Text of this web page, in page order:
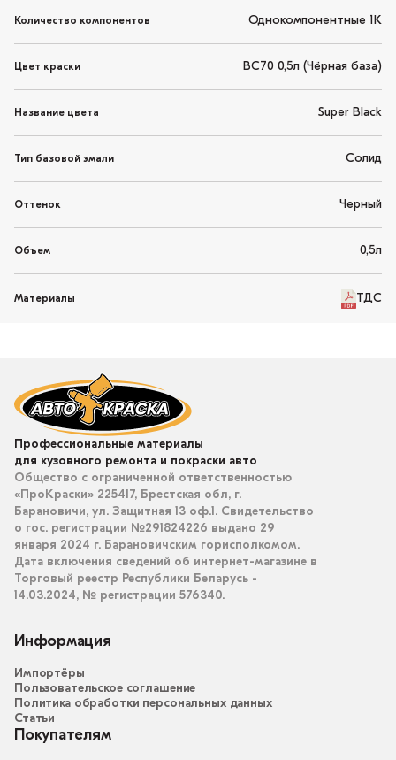
Количество компонентов Однокомпонентные 1K
Цвет краски BC70 0,5л (Чёрная база)
Название цвета Super Black
Тип базовой эмали Солид
Оттенок Черный
Объем 0,5л
Материалы ТДС
Профессиональные материалы
для кузовного ремонта и покраски авто
Общество с ограниченной ответственностью
«ПроКраски» 225417, Брестская обл, г.
Барановичи, ул. Защитная 13 оф.1. Свидетельство
о гос. регистрации №291824226 выдано 29
января 2024 г. Барановичским горисполкомом.
Дата включения сведений об интернет-магазине в
Торговый реестр Республики Беларусь -
14.03.2024, № регистрации 576340.
Информация
Импортёры
Пользовательское соглашение
Политика обработки персональных данных
Статьи
Покупателям